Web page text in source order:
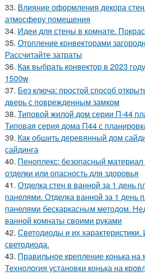
33. Влияние оформления декора
атмосферу помещения
34. Идеи для стены в комнате.
35. Отопление конвекторами
Рассчитайте затраты
36. Как выбрать конвектор в 2023
1500w
37. Без ключа: простой способ
дверь с поврежденным замком
38. Типовой жилой дом серии П-44
Типовая серия дома П44 с
39. Как обшить деревянный дом
сайдинга
40. Пеноплекс: безопасный
отделки или опасность для здоровья
41. Отделка стен в ванной за 1 день
панелями. Отделка ванной за 1 день
панелями бескаркасным методом.
ванной комнаты своими руками
42. Светодиоды и их характеристики.
светодиода.
43. Правильное крепление конька на
Технология установки конька на